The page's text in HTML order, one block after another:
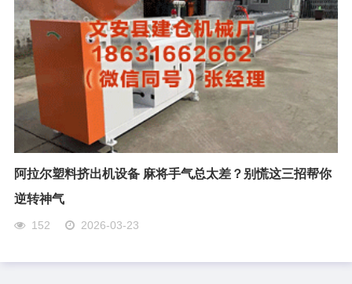
阿拉尔塑料挤出机设备 麻将手气总太差？别慌这三招帮你
逆转神气
152 2026-03-23